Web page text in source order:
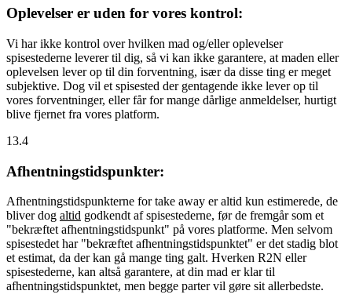
Oplevelser er uden for vores kontrol:
Vi har ikke kontrol over hvilken mad og/eller oplevelser
spisestederne leverer til dig, så vi kan ikke garantere, at maden eller
oplevelsen lever op til din forventning, især da disse ting er meget
subjektive. Dog vil et spisested der gentagende ikke lever op til
vores forventninger, eller får for mange dårlige anmeldelser, hurtigt
blive fjernet fra vores platform.
13.4
Afhentningstidspunkter:
Afhentningstidspunkterne for take away er altid kun estimerede, de
bliver dog altid godkendt af spisestederne, før de fremgår som et
"bekræftet afhentningstidspunkt" på vores platforme. Men selvom
spisestedet har "bekræftet afhentningstidspunktet" er det stadig blot
et estimat, da der kan gå mange ting galt. Hverken R2N eller
spisestederne, kan altså garantere, at din mad er klar til
afhentningstidspunktet, men begge parter vil gøre sit allerbedste.